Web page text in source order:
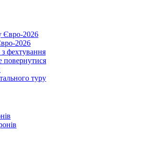
2026
фехтування
повернутися
туру